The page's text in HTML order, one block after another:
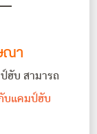
ณา
ฮับ สามารถ
บแคมป์ฮับ